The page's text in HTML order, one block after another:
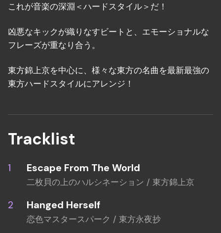
これが音楽の深淵＜ハードスタイル＞だ！
凶悪なキックが織りなすビートと、エモーショナルな
フレーズが重なり合う。
東方錦上京を中心に、様々な東方の名曲を最新最強の
東方ハードスタイルにアレンジ！
Tracklist
Escape From The World
二枚貝の上のハルシネーション / 東方錦上京
Hanged Herself
恋色マスタースパーク / 東方永夜抄